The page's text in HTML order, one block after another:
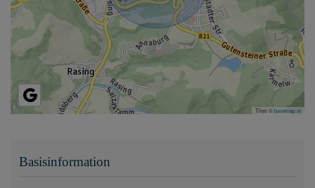
Tiles ©basemap.at
Basisinformation